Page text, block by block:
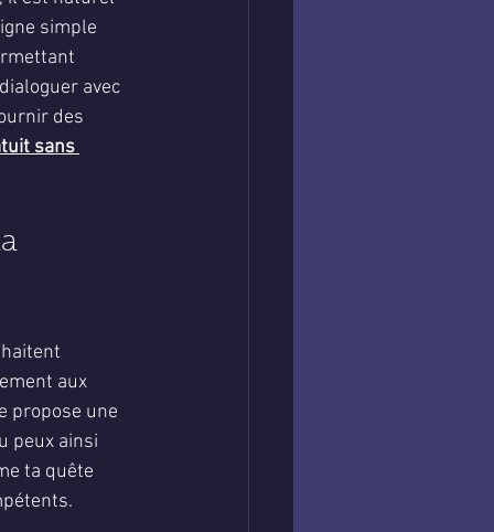
simple
avec
des
sans
aux
propose une
peux ainsi
ta quête